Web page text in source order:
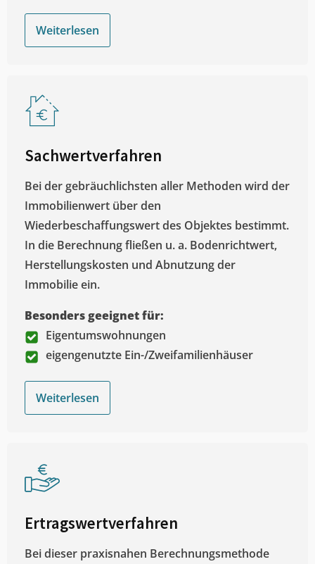
Weiterlesen
Sachwertverfahren
Bei der gebräuchlichsten aller Methoden wird der
Immobilienwert über den
Wiederbeschaffungswert des Objektes bestimmt.
In die Berechnung fließen u. a. Bodenrichtwert,
Herstellungskosten und Abnutzung der
Immobilie ein.
Besonders geeignet für:
Eigentumswohnungen
eigengenutzte Ein-/Zweifamilienhäuser
Weiterlesen
Ertragswertverfahren
Bei dieser praxisnahen Berechnungsmethode